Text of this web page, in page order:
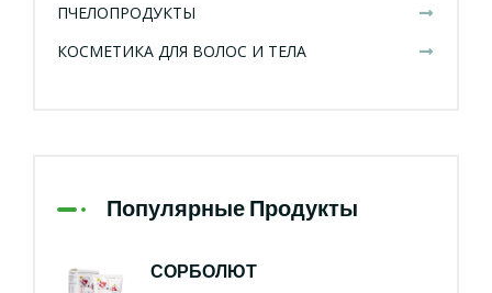
ПЧЕЛОПРОДУКТЫ
КОСМЕТИКА ДЛЯ ВОЛОС И ТЕЛА
Популярные Продукты
СОРБОЛЮТ